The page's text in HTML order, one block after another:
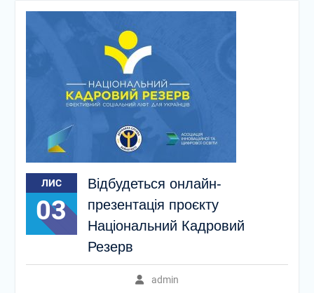
ЛИС
03
Відбудеться онлайн-
презентація проєкту
Національний Кадровий
Резерв
admin